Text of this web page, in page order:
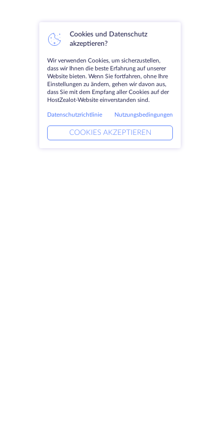
Cookies und Datenschutz
akzeptieren?
Wir verwenden Cookies, um sicherzustellen,
dass wir Ihnen die beste Erfahrung auf unserer
Website bieten. Wenn Sie fortfahren, ohne Ihre
Einstellungen zu ändern, gehen wir davon aus,
dass Sie mit dem Empfang aller Cookies auf der
HostZealot-Website einverstanden sind.
Datenschutzrichtlinie Nutzungsbedingungen
COOKIES AKZEPTIEREN